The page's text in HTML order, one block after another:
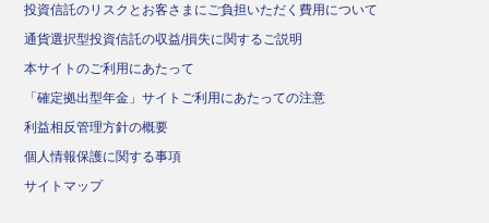
投資信託のリスクとお客さまにご負担いただく費用について
通貨選択型投資信託の収益/損失に関するご説明
本サイトのご利用にあたって
「確定拠出型年金」サイトご利用にあたっての注意
利益相反管理方針の概要
個人情報保護に関する事項
サイトマップ